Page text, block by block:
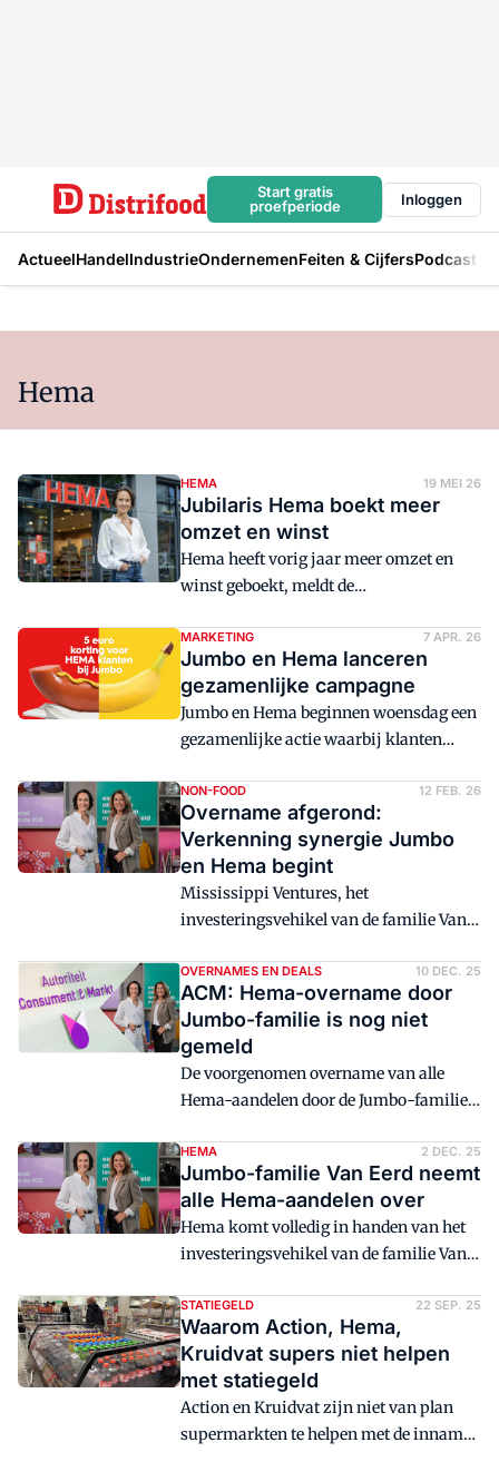
Start gratis
proefperiode
Inloggen
ActueelHandelIndustrieOndernemenFeiten & CijfersPodcast
Hema
HEMA 19 MEI 26
Jubilaris Hema boekt meer
omzet en winst
Hema heeft vorig jaar meer omzet en
winst geboekt, meldt de
vertrouwen het bijzondere 100e
jubileumjaar ingegaan.'
MARKETING 7 APR. 26
Jumbo en Hema lanceren
gezamenlijke campagne
Jumbo en Hema beginnen woensdag een
gezamenlijke actie waarbij klanten
plan om in de toekomst meer van dit
soort campagnes te lanceren.
NON-FOOD 12 FEB. 26
Overname afgerond:
Verkenning synergie Jumbo
en Hema begint
Mississippi Ventures, het
investeringsvehikel van de familie Van
resterende 50 procent van de aandelen
van Hema afgerond.
OVERNAMES EN DEALS 10 DEC. 25
ACM: Hema-overname door
Jumbo-familie is nog niet
gemeld
De voorgenomen overname van alle
Hema-aandelen door de Jumbo-familie
Autoriteit Consument & Markt (ACM).
Dat bevestigen betrokken partijen
tegenover Distrifood.
HEMA 2 DEC. 25
Jumbo-familie Van Eerd neemt
alle Hema-aandelen over
Hema komt volledig in handen van het
investeringsvehikel van de familie Van
supermarktketen Jumbo.
STATIEGELD 22 SEP. 25
Waarom Action, Hema,
Kruidvat supers niet helpen
met statiegeld
Action en Kruidvat zijn niet van plan
supermarkten te helpen met de inname